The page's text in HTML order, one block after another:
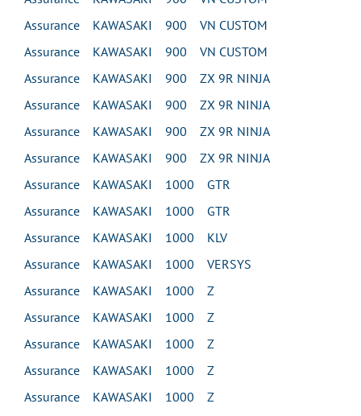
Assurance KAWASAKI 900 VN CUSTOM
Assurance KAWASAKI 900 VN CUSTOM
Assurance KAWASAKI 900 ZX 9R NINJA
Assurance KAWASAKI 900 ZX 9R NINJA
Assurance KAWASAKI 900 ZX 9R NINJA
Assurance KAWASAKI 900 ZX 9R NINJA
Assurance KAWASAKI 1000 GTR
Assurance KAWASAKI 1000 GTR
Assurance KAWASAKI 1000 KLV
Assurance KAWASAKI 1000 VERSYS
Assurance KAWASAKI 1000 Z
Assurance KAWASAKI 1000 Z
Assurance KAWASAKI 1000 Z
Assurance KAWASAKI 1000 Z
Assurance KAWASAKI 1000 Z